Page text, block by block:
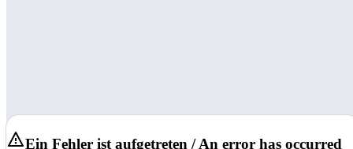
Ein Fehler ist aufgetreten / An error has occurred